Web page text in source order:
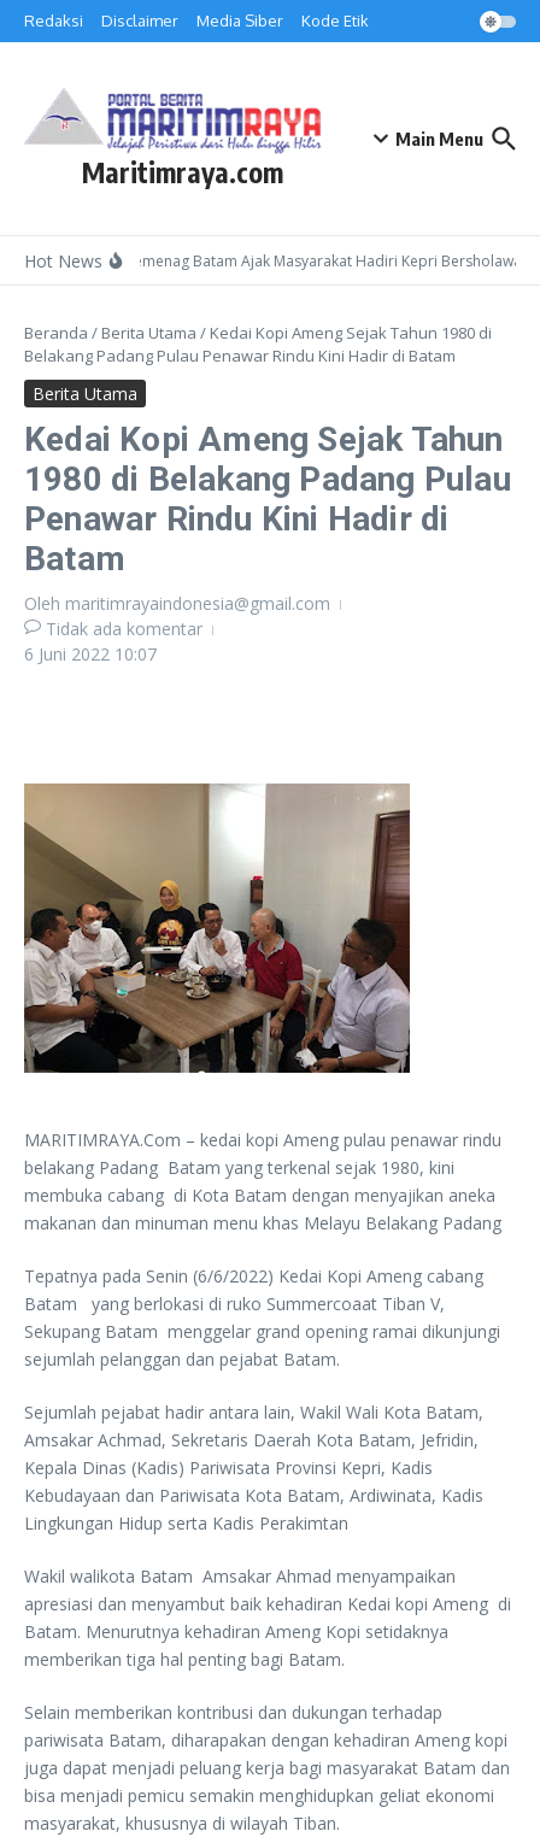
Lewati ke konten
Redaksi Disclaimer Media Siber Kode Etik
Maritimraya.com
Main Menu
Hot NewsKepala Kemenag Batam Ajak Masyarakat Hadiri Kepri Bersholawat 3
Beranda / Berita Utama / Kedai Kopi Ameng Sejak Tahun 1980 di
Belakang Padang Pulau Penawar Rindu Kini Hadir di Batam
Berita Utama
Kedai Kopi Ameng Sejak Tahun
1980 di Belakang Padang Pulau
Penawar Rindu Kini Hadir di
Batam
Oleh maritimrayaindonesia@gmail.com
Tidak ada komentar
6 Juni 2022 10:07
MARITIMRAYA.Com – kedai kopi Ameng pulau penawar rindu
belakang Padang Batam yang terkenal sejak 1980, kini
membuka cabang di Kota Batam dengan menyajikan aneka
makanan dan minuman menu khas Melayu Belakang Padang
Tepatnya pada Senin (6/6/2022) Kedai Kopi Ameng cabang
Batam yang berlokasi di ruko Summercoaat Tiban V,
Sekupang Batam menggelar grand opening ramai dikunjungi
sejumlah pelanggan dan pejabat Batam.
Sejumlah pejabat hadir antara lain, Wakil Wali Kota Batam,
Amsakar Achmad, Sekretaris Daerah Kota Batam, Jefridin,
Kepala Dinas (Kadis) Pariwisata Provinsi Kepri, Kadis
Kebudayaan dan Pariwisata Kota Batam, Ardiwinata, Kadis
Lingkungan Hidup serta Kadis Perakimtan
Wakil walikota Batam Amsakar Ahmad menyampaikan
apresiasi dan menyambut baik kehadiran Kedai kopi Ameng di
Batam. Menurutnya kehadiran Ameng Kopi setidaknya
memberikan tiga hal penting bagi Batam.
Selain memberikan kontribusi dan dukungan terhadap
pariwisata Batam, diharapakan dengan kehadiran Ameng kopi
juga dapat menjadi peluang kerja bagi masyarakat Batam dan
bisa menjadi pemicu semakin menghidupkan geliat ekonomi
masyarakat, khususnya di wilayah Tiban.